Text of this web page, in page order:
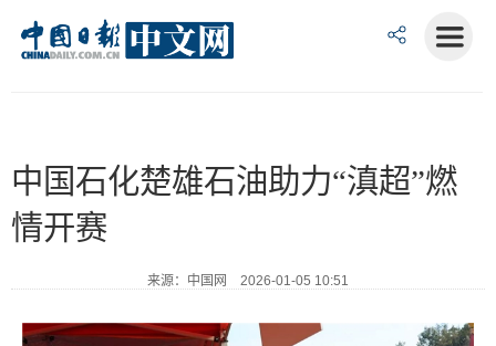
中国石化楚雄石油助力“滇超”燃
情开赛
来源：中国网 2026-01-05 10:51